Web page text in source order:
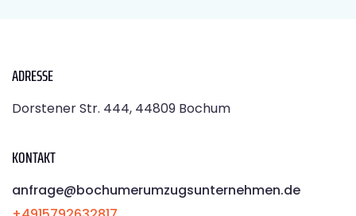
ADRESSE
Dorstener Str. 444, 44809 Bochum
KONTAKT
anfrage@bochumerumzugsunternehmen.de